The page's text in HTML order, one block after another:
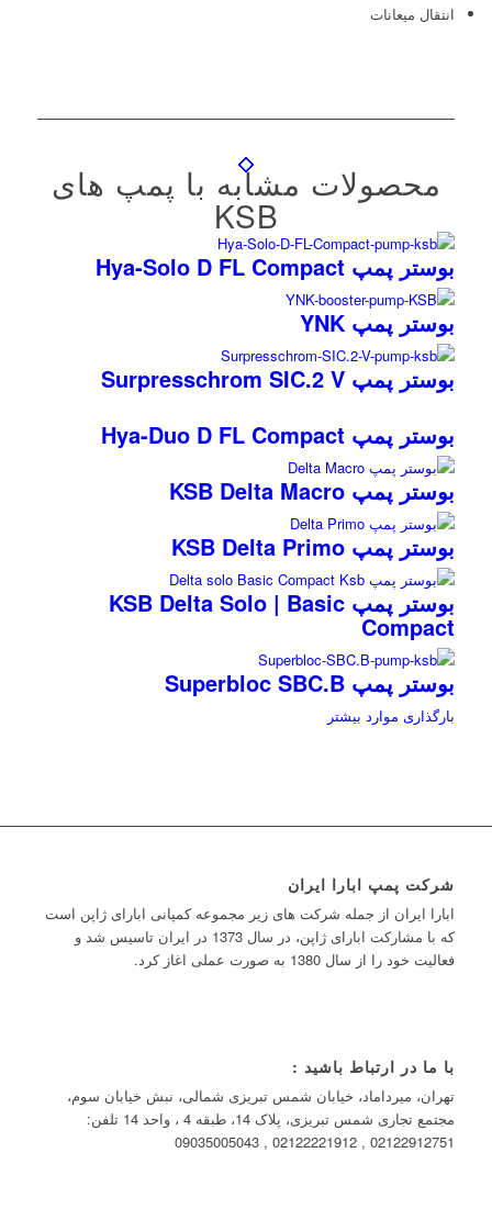
انتقال میعانات
محصولات مشابه با پمپ های
KSB
بوستر پمپ Hya-Solo D FL Compact
بوستر پمپ YNK
بوستر پمپ Surpresschrom SIC.2 V
بوستر پمپ Hya-Duo D FL Compact
بوستر پمپ KSB Delta Macro
بوستر پمپ KSB Delta Primo
بوستر پمپ KSB Delta Solo | Basic
Compact
بوستر پمپ Superbloc SBC.B
بارگذاری موارد بیشتر
شرکت پمپ ابارا ایران
ابارا ایران از جمله شرکت های زیر مجموعه کمپانی ابارای ژاپن است
که با مشارکت ابارای ژاپن، در سال 1373 در ایران تاسیس شد و
فعالیت خود را از سال 1380 به صورت عملی اغاز کرد.
با ما در ارتباط باشید :
تهران، میرداماد، خیابان شمس تبریزی شمالی، نبش خیابان سوم،
مجتمع تجاری شمس تبریزی، پلاک 14، طبقه 4 ، واحد 14 تلفن:
02122912751 , 02122221912 , 09035005043